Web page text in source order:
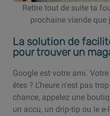
Retire tout de suite ta
prochaine viande que
La solution de
pour trouver un
Google est votre ami.
êtes ? L'heure n'est pas
chance, appelez une
un accu, un drip-tip ou le